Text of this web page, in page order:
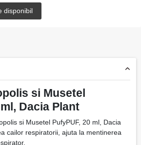
si Musetel
Dacia Plant
si Musetel PufyPUF, 20 ml, Dacia
cailor respiratorii, ajuta la mentinerea